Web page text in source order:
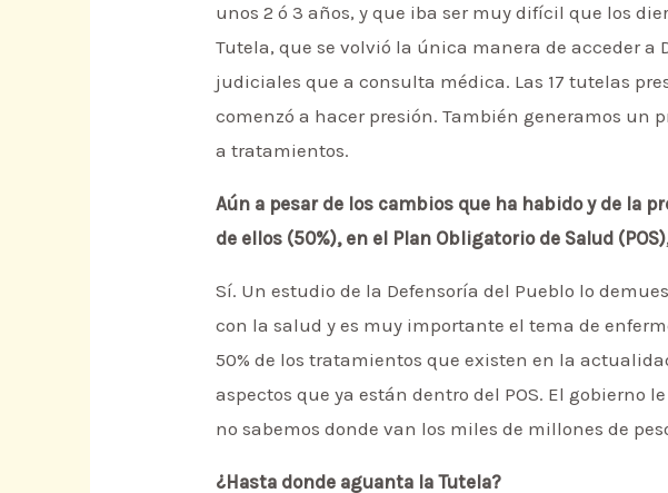
unos 2 ó 3 años, y que iba ser muy difícil que los
Tutela, que se volvió la única manera de acceder a
judiciales que a consulta médica. Las 17 tutelas
comenzó a hacer presión. También generamos un
a tratamientos.
Aún a pesar de los cambios que ha habido y de la
de ellos (50%), en el Plan Obligatorio de Salud
Sí. Un estudio de la Defensoría del Pueblo lo
con la salud y es muy importante el tema de
50% de los tratamientos que existen en la
aspectos que ya están dentro del POS. El gobierno
no sabemos donde van los miles de millones de
¿Hasta donde aguanta la Tutela?